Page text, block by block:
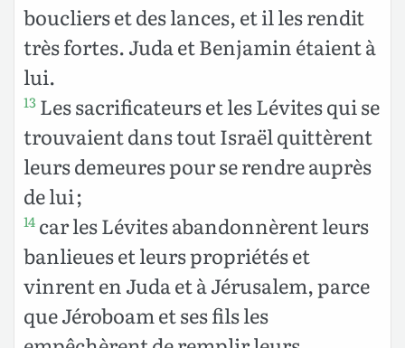
boucliers et des lances, et il les rendit
très fortes. Juda et Benjamin étaient à
lui.
13 Les sacrificateurs et les Lévites qui se
trouvaient dans tout Israël quittèrent
leurs demeures pour se rendre auprès
de lui ;
14 car les Lévites abandonnèrent leurs
banlieues et leurs propriétés et
vinrent en Juda et à Jérusalem, parce
que Jéroboam et ses fils les